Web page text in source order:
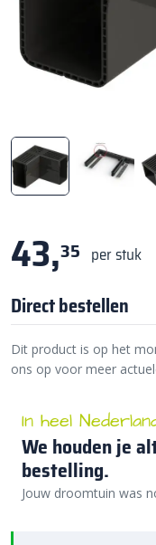
43,35 per stuk
Direct bestellen
Dit product is op het
ons op voor meer
In heel
We houden je
bestelling.
Jouw droomtuin was